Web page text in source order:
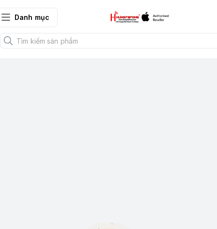
Danh mục